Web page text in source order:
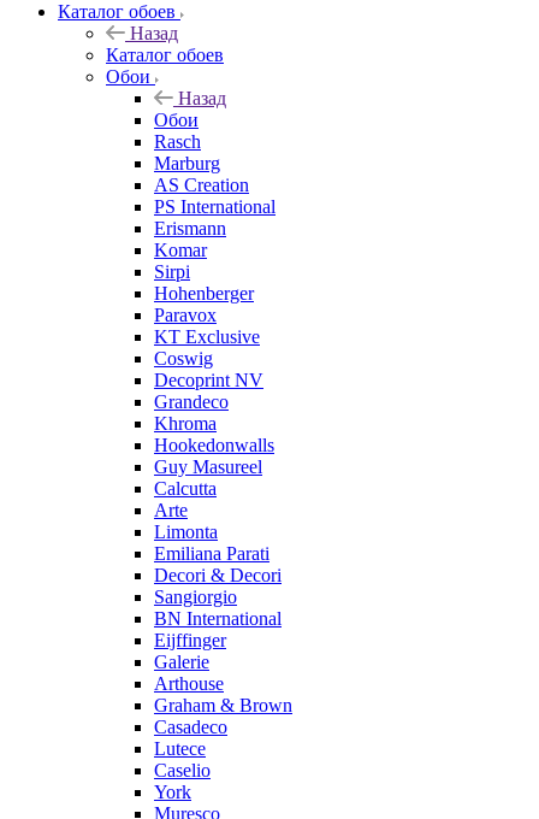
Каталог обоев
Назад
Каталог обоев
Обои
Назад
Обои
Rasch
Marburg
AS Creation
PS International
Erismann
Komar
Sirpi
Hohenberger
Paravox
KT Exclusive
Coswig
Decoprint NV
Grandeco
Khroma
Hookedonwalls
Guy Masureel
Calcutta
Arte
Limonta
Emiliana Parati
Decori & Decori
Sangiorgio
BN International
Eijffinger
Galerie
Arthouse
Graham & Brown
Casadeco
Lutece
Caselio
York
Muresco